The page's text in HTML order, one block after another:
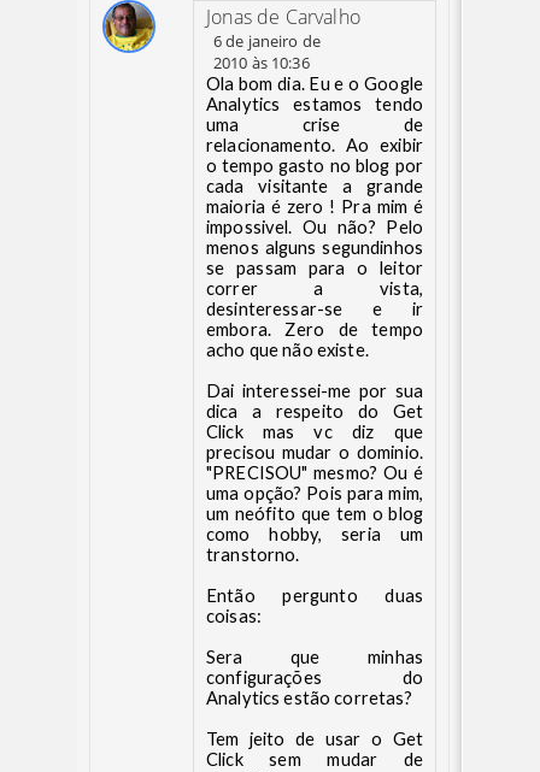
Jonas de Carvalho
6 de janeiro de
2010 às 10:36
Ola bom dia. Eu e o Google
Analytics estamos tendo
uma crise de
relacionamento. Ao exibir
o tempo gasto no blog por
cada visitante a grande
maioria é zero ! Pra mim é
impossivel. Ou não? Pelo
menos alguns segundinhos
se passam para o leitor
correr a vista,
desinteressar-se e ir
embora. Zero de tempo
acho que não existe.
Dai interessei-me por sua
dica a respeito do Get
Click mas vc diz que
precisou mudar o dominio.
"PRECISOU" mesmo? Ou é
uma opção? Pois para mim,
um neófito que tem o blog
como hobby, seria um
transtorno.
Então pergunto duas
coisas:
Sera que minhas
configurações do
Analytics estão corretas?
Tem jeito de usar o Get
Click sem mudar de